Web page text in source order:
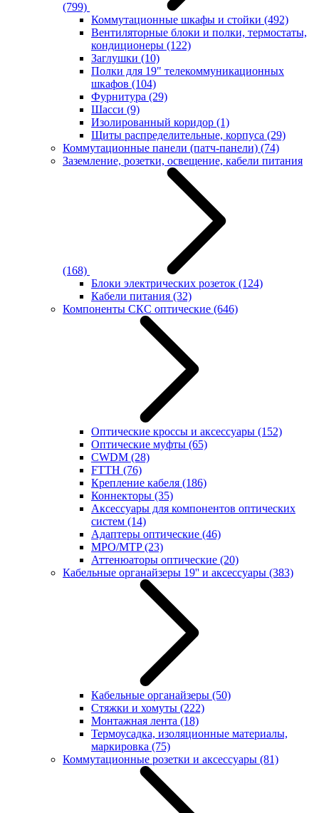
(799)
Коммутационные шкафы и стойки (492)
Вентиляторные блоки и полки, термостаты,
кондиционеры (122)
Заглушки (10)
Полки для 19" телекоммуникационных
шкафов (104)
Фурнитура (29)
Шасси (9)
Изолированный коридор (1)
Щиты распределительные, корпуса (29)
Коммутационные панели (патч-панели) (74)
Заземление, розетки, освещение, кабели питания
(168)
Блоки электрических розеток (124)
Кабели питания (32)
Компоненты СКС оптические (646)
Оптические кроссы и аксессуары (152)
Оптические муфты (65)
CWDM (28)
FTTH (76)
Крепление кабеля (186)
Коннекторы (35)
Аксессуары для компонентов оптических
систем (14)
Адаптеры оптические (46)
MPO/MTP(23)
Аттенюаторы оптические (20)
Кабельные органайзеры 19'' и аксессуары (383)
Кабельные органайзеры (50)
Стяжки и хомуты (222)
Монтажная лента (18)
Термоусадка, изоляционные материалы,
маркировка (75)
Коммутационные розетки и аксессуары (81)